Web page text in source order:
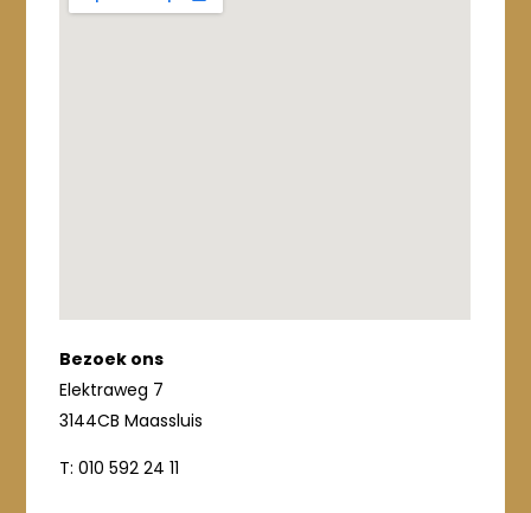
Bezoek ons
Elektraweg 7
3144CB Maassluis
T: 010 592 24 11